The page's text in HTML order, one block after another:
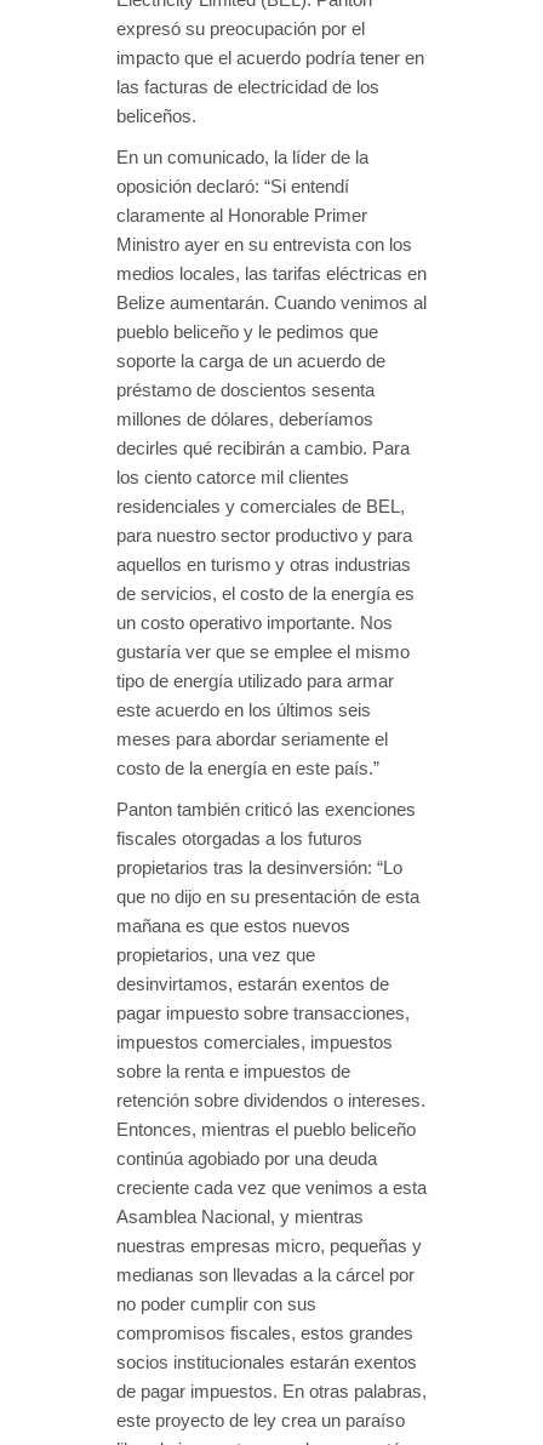
expresó su preocupación por el
impacto que el acuerdo podría tener en
las facturas de electricidad de los
beliceños.
En un comunicado, la líder de la
oposición declaró: “Si entendí
claramente al Honorable Primer
Ministro ayer en su entrevista con los
medios locales, las tarifas eléctricas en
Belize aumentarán. Cuando venimos al
pueblo beliceño y le pedimos que
soporte la carga de un acuerdo de
préstamo de doscientos sesenta
millones de dólares, deberíamos
decirles qué recibirán a cambio. Para
los ciento catorce mil clientes
residenciales y comerciales de BEL,
para nuestro sector productivo y para
aquellos en turismo y otras industrias
de servicios, el costo de la energía es
un costo operativo importante. Nos
gustaría ver que se emplee el mismo
tipo de energía utilizado para armar
este acuerdo en los últimos seis
meses para abordar seriamente el
costo de la energía en este país.”
Panton también criticó las exenciones
fiscales otorgadas a los futuros
propietarios tras la desinversión: “Lo
que no dijo en su presentación de esta
mañana es que estos nuevos
propietarios, una vez que
desinvirtamos, estarán exentos de
pagar impuesto sobre transacciones,
impuestos comerciales, impuestos
sobre la renta e impuestos de
retención sobre dividendos o intereses.
Entonces, mientras el pueblo beliceño
continúa agobiado por una deuda
creciente cada vez que venimos a esta
Asamblea Nacional, y mientras
nuestras empresas micro, pequeñas y
medianas son llevadas a la cárcel por
no poder cumplir con sus
compromisos fiscales, estos grandes
socios institucionales estarán exentos
de pagar impuestos. En otras palabras,
este proyecto de ley crea un paraíso